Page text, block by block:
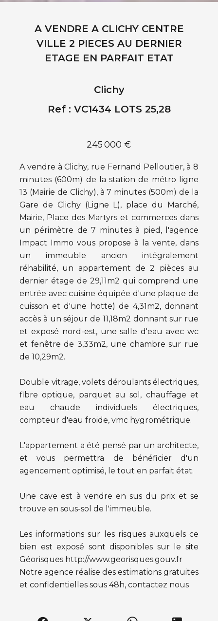
A VENDRE A CLICHY CENTRE
VILLE 2 PIECES AU DERNIER
ETAGE EN PARFAIT ETAT
Clichy
Ref : VC1434 LOTS 25,28
245 000 €
A vendre à Clichy, rue Fernand Pelloutier, à 8
minutes (600m) de la station de métro ligne
13 (Mairie de Clichy), à 7 minutes (500m) de la
Gare de Clichy (Ligne L), place du Marché,
Mairie, Place des Martyrs et commerces dans
un périmètre de 7 minutes à pied, l'agence
Impact Immo vous propose à la vente, dans
un immeuble ancien intégralement
réhabilité, un appartement de 2 pièces au
dernier étage de 29,11m2 qui comprend une
entrée avec cuisine équipée d'une plaque de
cuisson et d'une hotte) de 4,31m2, donnant
accès à un séjour de 11,18m2 donnant sur rue
et exposé nord-est, une salle d'eau avec wc
et fenêtre de 3,33m2, une chambre sur rue
de 10,29m2.
Double vitrage, volets déroulants électriques,
fibre optique, parquet au sol, chauffage et
eau chaude individuels électriques,
compteur d'eau froide, vmc hygrométrique.
L'appartement a été pensé par un architecte,
et vous permettra de bénéficier d'un
agencement optimisé, le tout en parfait état.
Une cave est à vendre en sus du prix et se
trouve en sous-sol de l'immeuble.
Les informations sur les risques auxquels ce
bien est exposé sont disponibles sur le site
Géorisques http://www.georisques.gouv.fr
Notre agence réalise des estimations gratuites
et confidentielles sous 48h, contactez nous